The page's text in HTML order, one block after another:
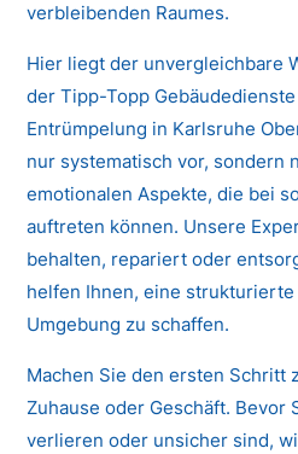
verbleibenden Raumes.
Hier liegt der unvergleichbare
der Tipp-Topp
Entrümpelung in Karlsruhe
nur systematisch vor, sondern
emotionalen Aspekte, die bei
auftreten können. Unsere
behalten, repariert oder
helfen Ihnen, eine
Umgebung zu schaffen.
Machen Sie den ersten Schritt
Zuhause oder Geschäft. Bevor
verlieren oder unsicher sind,